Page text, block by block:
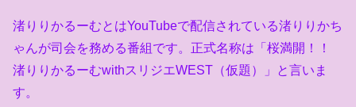
渚りりかるーむとはYouTubeで配信されている渚りりかち
ゃんが司会を務める番組です。正式名称は「桜満開！！
渚りりかるーむwithスリジエWEST （仮題）」と言いま
す。